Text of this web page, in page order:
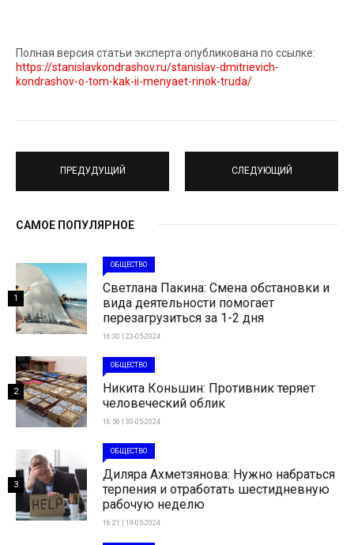
Полная версия статьи эксперта опубликована по ссылке:
https://stanislavkondrashov.ru/stanislav-dmitrievich-
kondrashov-o-tom-kak-ii-menyaet-rinok-truda/
ПРЕДУДУЩИЙ СЛЕДУЮЩИЙ
САМОЕ ПОПУЛЯРНОЕ
ОБЩЕСТВО
Светлана Пакина: Смена обстановки и
вида деятельности помогает
перезагрузиться за 1-2 дня
16:30 | 23-05-2024
1
ОБЩЕСТВО
Никита Коньшин: Противник теряет
человеческий облик
16:56 | 30-05-2024
2
ОБЩЕСТВО
Диляра Ахметзянова: Нужно набраться
терпения и отработать шестидневную
рабочую неделю
16:21 | 19-05-2024
3